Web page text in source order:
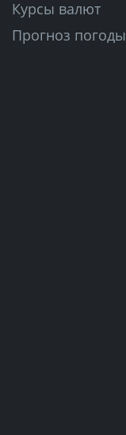
Курсы валют
Прогноз погоды